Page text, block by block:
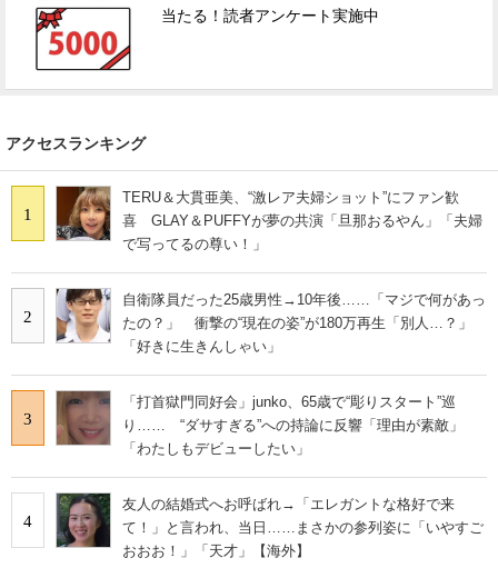
当たる！読者アンケート実施中
アクセスランキング
1
TERU＆大貫亜美、“激レア夫婦ショット”にファン歓
喜 GLAY＆PUFFYが夢の共演「旦那おるやん」「夫婦
で写ってるの尊い！」
2
自衛隊員だった25歳男性→10年後……「マジで何があっ
たの？」 衝撃の“現在の姿”が180万再生「別人…？」
「好きに生きんしゃい」
3
「打首獄門同好会」junko、65歳で“彫りスタート”巡
り…… “ダサすぎる”への持論に反響「理由が素敵」
「わたしもデビューしたい」
4
友人の結婚式へお呼ばれ→「エレガントな格好で来
て！」と言われ、当日……まさかの参列姿に「いやすご
おおお！」「天才」【海外】